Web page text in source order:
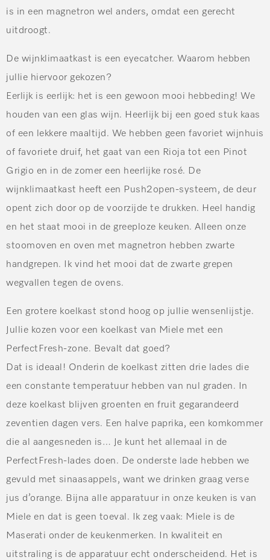
is in een magnetron wel anders, omdat een gerecht
uitdroogt.
De wijnklimaatkast is een eyecatcher. Waarom hebben
jullie hiervoor gekozen?
Eerlijk is eerlijk: het is een gewoon mooi hebbeding! We
houden van een glas wijn. Heerlijk bij een goed stuk kaas
of een lekkere maaltijd. We hebben geen favoriet wijnhuis
of favoriete druif, het gaat van een Rioja tot een Pinot
Grigio en in de zomer een heerlijke rosé. De
wijnklimaatkast heeft een Push2open-systeem, de deur
opent zich door op de voorzijde te drukken. Heel handig
en het staat mooi in de greeploze keuken. Alleen onze
stoomoven en oven met magnetron hebben zwarte
handgrepen. Ik vind het mooi dat de zwarte grepen
wegvallen tegen de ovens.
Een grotere koelkast stond hoog op jullie wensenlijstje.
Jullie kozen voor een koelkast van Miele met een
PerfectFresh-zone. Bevalt dat goed?
Dat is ideaal! Onderin de koelkast zitten drie lades die
een constante temperatuur hebben van nul graden. In
deze koelkast blijven groenten en fruit gegarandeerd
zeventien dagen vers. Een halve paprika, een komkommer
die al aangesneden is… Je kunt het allemaal in de
PerfectFresh-lades doen. De onderste lade hebben we
gevuld met sinaasappels, want we drinken graag verse
jus d’orange. Bijna alle apparatuur in onze keuken is van
Miele en dat is geen toeval. Ik zeg vaak: Miele is de
Maserati onder de keukenmerken. In kwaliteit en
uitstraling is de apparatuur echt onderscheidend. Het is